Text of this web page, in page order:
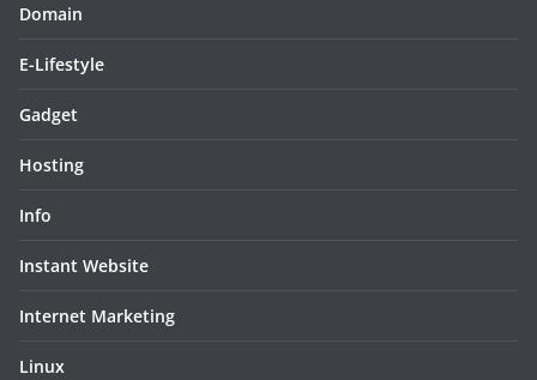
Domain
E-Lifestyle
Gadget
Hosting
Info
Instant Website
Internet Marketing
Linux